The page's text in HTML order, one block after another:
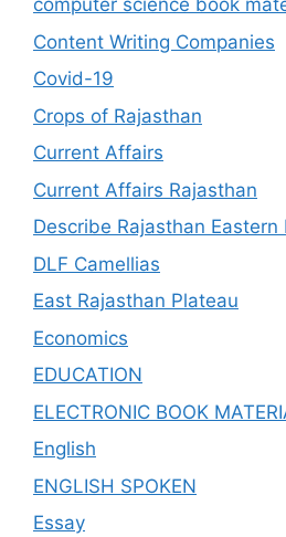
computer science book
Content Writing Companies
Covid-19
Crops of Rajasthan
Current Affairs
Current Affairs Rajasthan
Describe Rajasthan Eastern
DLF Camellias
East Rajasthan Plateau
Economics
EDUCATION
ELECTRONIC BOOK
English
ENGLISH SPOKEN
Essay